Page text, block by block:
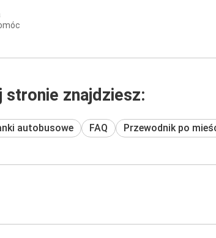
stronie znajdziesz:
autobusowe FAQ Przewodnik po